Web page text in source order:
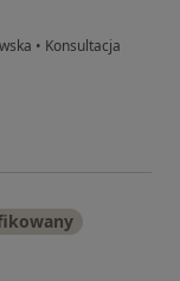
• Konsultacja